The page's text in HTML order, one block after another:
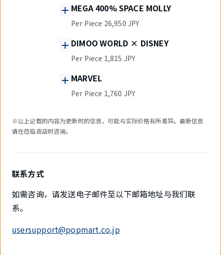
MEGA 400% SPACE MOLLY
Per Piece 26,950 JPY
DIMOO WORLD × DISNEY
Per Piece 1,815 JPY
MARVEL
Per Piece 1,760 JPY
※以上记载的内容为更新时的信息，可能与实际价格有所差异。最新信息
请在莅临商店时咨询。
联系方式
如需咨询，请发送电子邮件至以下邮箱地址与我们联
系。
usersupport@popmart.co.jp